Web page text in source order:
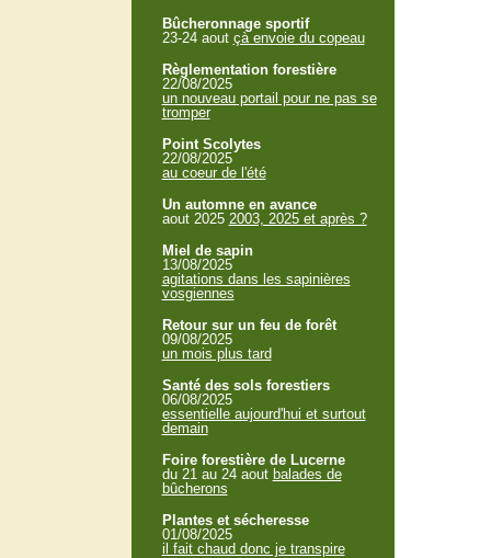
Bûcheronnage sportif
23-24 aout çà envoie du copeau
Règlementation forestière
22/08/2025
un nouveau portail pour ne pas se
tromper
Point Scolytes
22/08/2025
au coeur de l'été
Un automne en avance
aout 2025 2003, 2025 et après ?
Miel de sapin
13/08/2025
agitations dans les sapinières
vosgiennes
Retour sur un feu de forêt
09/08/2025
un mois plus tard
Santé des sols forestiers
06/08/2025
essentielle aujourd'hui et surtout
demain
Foire forestière de Lucerne
du 21 au 24 aout balades de
bûcherons
Plantes et sécheresse
01/08/2025
il fait chaud donc je transpire